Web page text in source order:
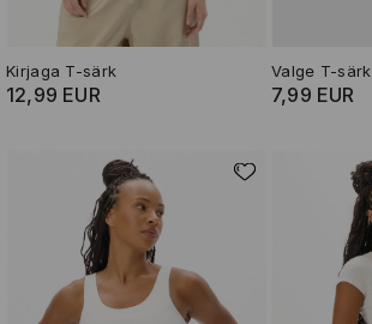
Kirjaga T-särk
12,99 EUR
Valge T-särk
7,99 EUR